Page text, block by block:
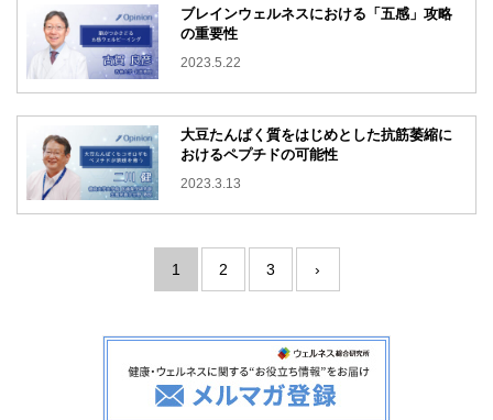
ブレインウェルネスにおける「五感」攻略
の重要性
2023.5.22
大豆たんぱく質をはじめとした抗筋萎縮に
おけるペプチドの可能性
2023.3.13
1 2 3 ›